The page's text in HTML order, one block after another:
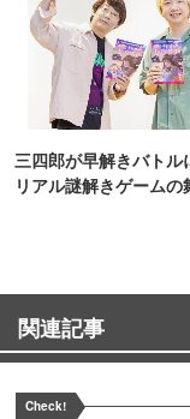
三四郎が早解きバトル
リアル謎解きゲーム
関連記事
Check!